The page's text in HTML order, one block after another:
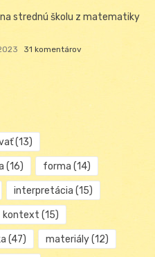
strednú školu z matematiky
31 komentárov
(13)
(16) forma (14)
interpretácia (15)
kontext (15)
(47) materiály(12)